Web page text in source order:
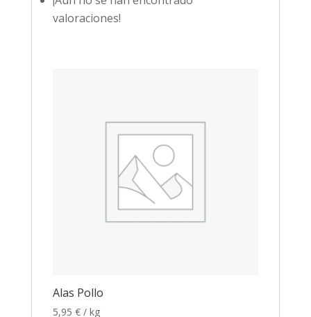
valoraciones!
Alas Pollo
5,95 € / kg